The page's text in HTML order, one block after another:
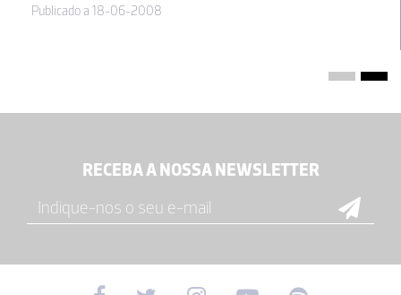
Publicado a 18-06-2008
RECEBA A NOSSA NEWSLETTER